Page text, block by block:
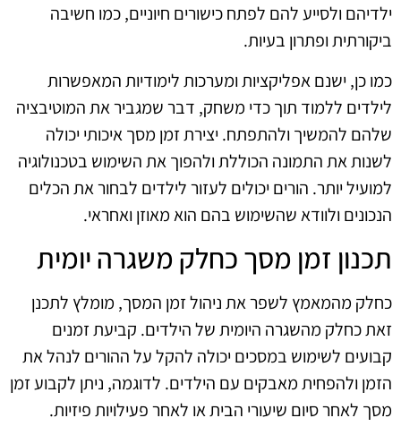
ילדיהם ולסייע להם לפתח כישורים חיוניים, כמו חשיבה
ביקורתית ופתרון בעיות.
כמו כן, ישנם אפליקציות ומערכות לימודיות המאפשרות
לילדים ללמוד תוך כדי משחק, דבר שמגביר את המוטיבציה
שלהם להמשיך ולהתפתח. יצירת זמן מסך איכותי יכולה
לשנות את התמונה הכוללת ולהפוך את השימוש בטכנולוגיה
למועיל יותר. הורים יכולים לעזור לילדים לבחור את הכלים
הנכונים ולוודא שהשימוש בהם הוא מאוזן ואחראי.
תכנון זמן מסך כחלק משגרה יומית
כחלק מהמאמץ לשפר את ניהול זמן המסך, מומלץ לתכנן
זאת כחלק מהשגרה היומית של הילדים. קביעת זמנים
קבועים לשימוש במסכים יכולה להקל על ההורים לנהל את
הזמן ולהפחית מאבקים עם הילדים. לדוגמה, ניתן לקבוע זמן
מסך לאחר סיום שיעורי הבית או לאחר פעילויות פיזיות.